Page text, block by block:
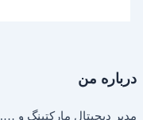
درباره من
مدیر دیجیتال مارکتینگ و ….